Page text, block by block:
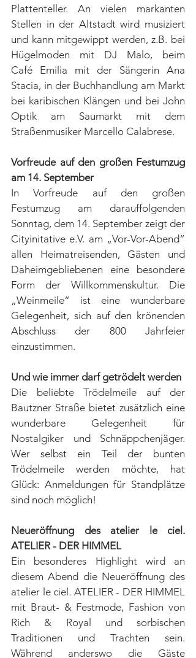
Plattenteller. An vielen markanten
Stellen in der Altstadt wird musiziert
und kann mitgewippt werden, z.B. bei
Hügelmoden mit DJ Malo, beim
Café Emilia mit der Sängerin Ana
Stacia, in der Buchhandlung am Markt
bei karibischen Klängen und bei John
Optik am Saumarkt mit dem
Straßenmusiker Marcello Calabrese.
Vorfreude auf den großen Festumzug
am 14. September
In Vorfreude auf den großen
Festumzug am darauffolgenden
Sonntag, dem 14. September zeigt der
Cityinitative e.V. am „Vor-Vor-Abend“
allen Heimatreisenden, Gästen und
Daheimgebliebenen eine besondere
Form der Willkommenskultur. Die
„Weinmeile“ ist eine wunderbare
Gelegenheit, sich auf den krönenden
Abschluss der 800 Jahrfeier
einzustimmen.
Und wie immer darf getrödelt werden
Die beliebte Trödelmeile auf der
Bautzner Straße bietet zusätzlich eine
wunderbare Gelegenheit für
Nostalgiker und Schnäppchenjäger.
Wer selbst ein Teil der bunten
Trödelmeile werden möchte, hat
Glück: Anmeldungen für Standplätze
sind noch möglich!
Neueröffnung des atelier le ciel.
ATELIER - DER HIMMEL
Ein besonderes Highlight wird an
diesem Abend die Neueröffnung des
atelier le ciel. ATELIER - DER HIMMEL
mit Braut- & Festmode, Fashion von
Rich & Royal und sorbischen
Traditionen und Trachten sein.
Während anderswo die Gäste